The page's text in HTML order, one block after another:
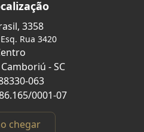
3358
Rua 3420
- SC
063
0001-07
chegar